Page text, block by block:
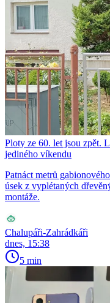
Ploty ze 60. let jsou zpět.
jediného víkendu
Patnáct metrů
úsek z vyplétaných
montáže.
Chalupáři-Zahrádkáři
dnes, 15:38
5 min